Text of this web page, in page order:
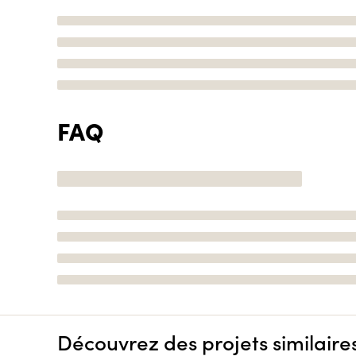
FAQ
Découvrez des projets